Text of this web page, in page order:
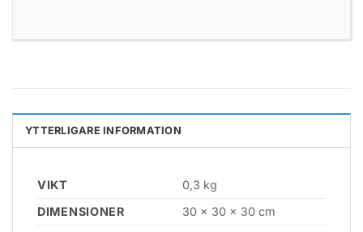
YTTERLIGARE INFORMATION
VIKT
0,3 kg
DIMENSIONER
30 × 30 × 30 cm